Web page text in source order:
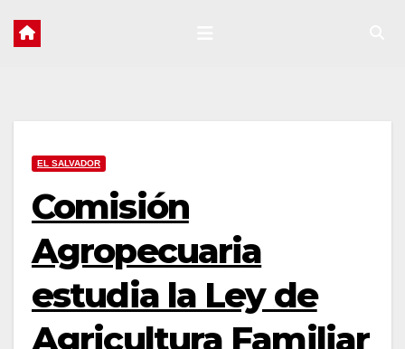
EL SALVADOR
Comisión
Agropecuaria
estudia la Ley de
Agricultura Familiar